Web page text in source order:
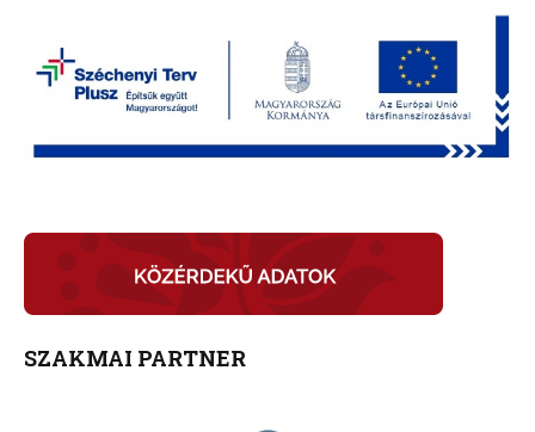
SZAKMAI PARTNER